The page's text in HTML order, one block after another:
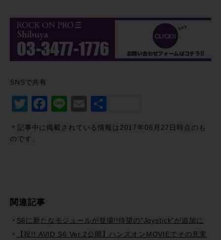
SNSで共有
Twitter
Facebook
LineEmail
＊記事中に掲載されている情報は2017年06月27日時点のも
のです。
関連記事
S6に新たなモジュールが登場!!待望の”Joystick”が追加に
【祝!! AVID S6 Ver.2公開】ハンズオンMOVIEでその充実